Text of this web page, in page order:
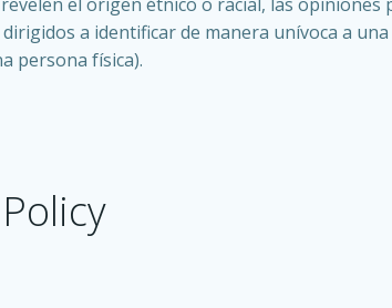
a identificar de manera unívoca a
persona física).